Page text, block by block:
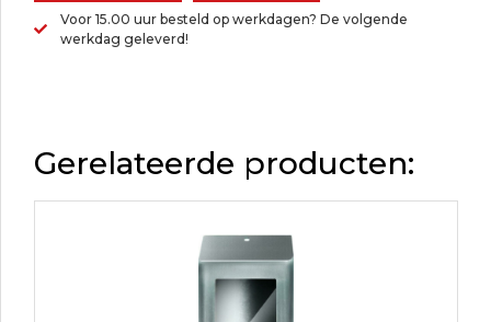
Voor 15.00 uur besteld op werkdagen? De volgende
werkdag geleverd!
Gerelateerde producten: